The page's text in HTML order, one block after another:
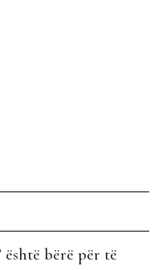
është bërë për të